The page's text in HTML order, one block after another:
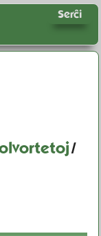
Serĉi
/